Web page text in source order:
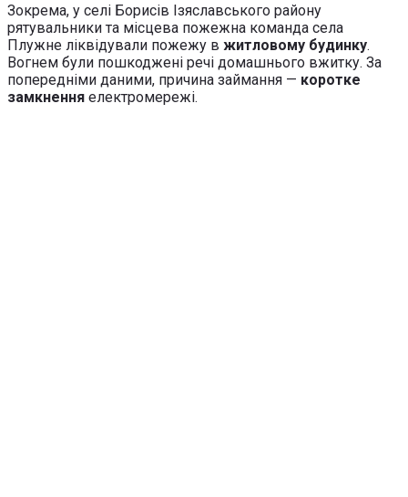
Зокрема, у селі Борисів Ізяславського району
рятувальники та місцева пожежна команда села
Плужне ліквідували пожежу в житловому будинку.
Вогнем були пошкоджені речі домашнього вжитку. За
попередніми даними, причина займання — коротке
замкнення електромережі.